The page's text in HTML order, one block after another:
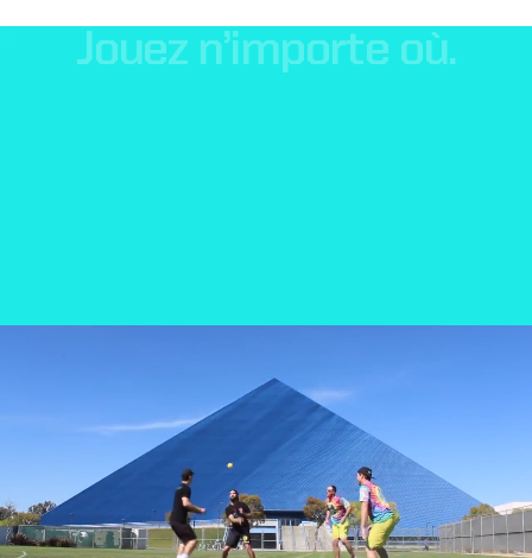
Jouez n’importe où.